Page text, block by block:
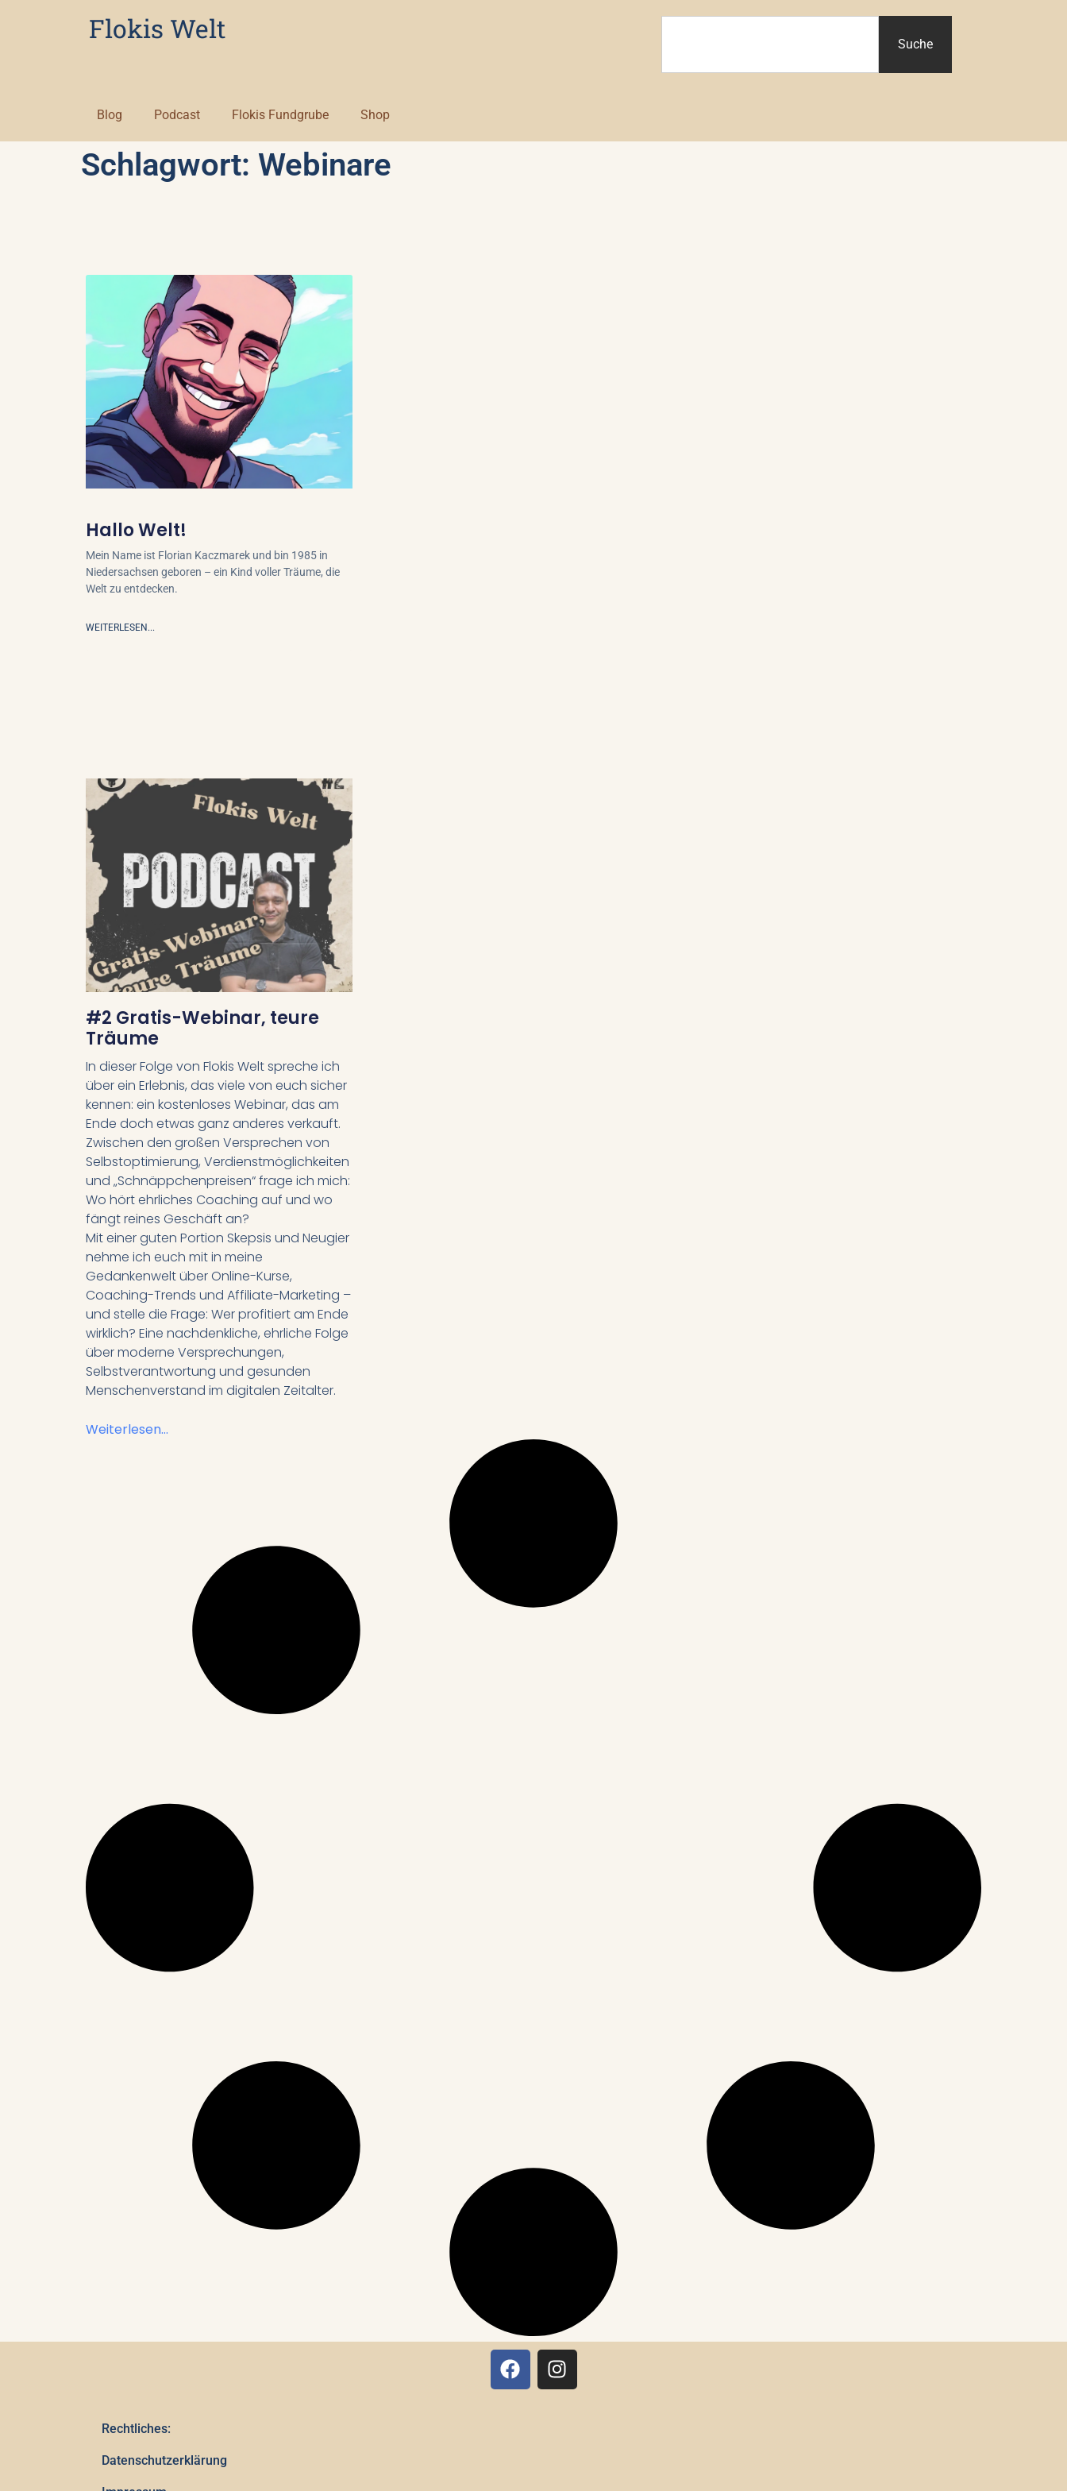
Flokis Welt Suche
Blog Podcast Flokis Fundgrube Shop
Schlagwort: Webinare
Hallo Welt!
Mein Name ist Florian Kaczmarek und bin 1985 in
Niedersachsen geboren – ein Kind voller Träume, die
Welt zu entdecken.
WEITERLESEN...
#2 Gratis-Webinar, teure
Träume
In dieser Folge von Flokis Welt spreche ich
über ein Erlebnis, das viele von euch sicher
kennen: ein kostenloses Webinar, das am
Ende doch etwas ganz anderes verkauft.
Zwischen den großen Versprechen von
Selbstoptimierung, Verdienstmöglichkeiten
und „Schnäppchenpreisen“ frage ich mich:
Wo hört ehrliches Coaching auf und wo
fängt reines Geschäft an?
Mit einer guten Portion Skepsis und Neugier
nehme ich euch mit in meine
Gedankenwelt über Online-Kurse,
Coaching-Trends und Affiliate-Marketing –
und stelle die Frage: Wer profitiert am Ende
wirklich? Eine nachdenkliche, ehrliche Folge
über moderne Versprechungen,
Selbstverantwortung und gesunden
Menschenverstand im digitalen Zeitalter.
Weiterlesen...
Rechtliches:
Datenschutzerklärung